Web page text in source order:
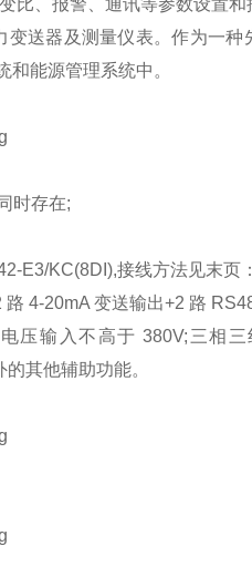
比、报警、通讯等参数设置和
送器及测量仪表。作为一种
能源管理系统中。
时存在;
KC(8DI),接线方法见末页
4-20mA 变送输出+2 路
输入不高于 380V;三相三
其他辅助功能。